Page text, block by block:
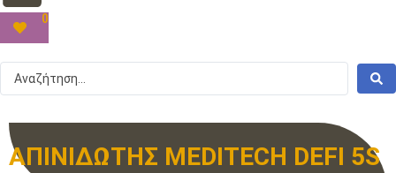
0
ΑΠΙΝΙΔΩΤΗΣ MEDITECH DEFI 5S